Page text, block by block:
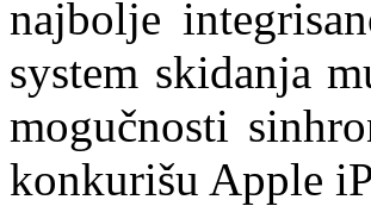
najbolje
system skidanja
mogučnosti
konkurišu Apple